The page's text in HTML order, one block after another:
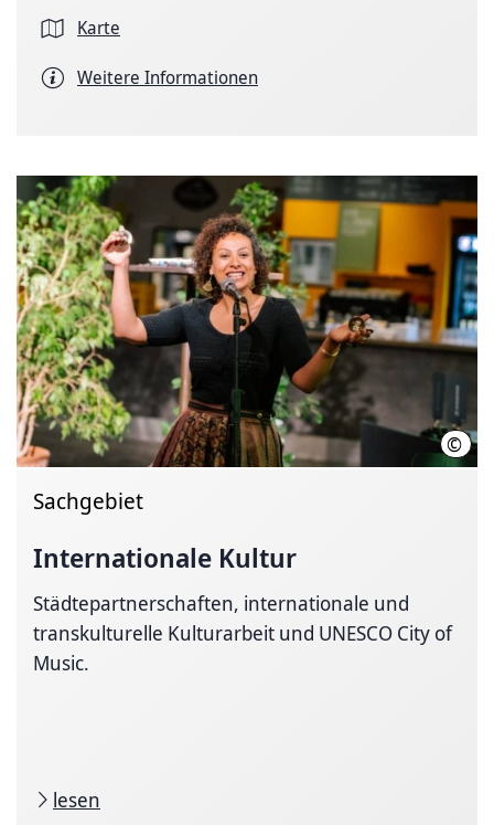
Karte
Weitere Informationen
©
Sachgebiet
Internationale Kultur
Städtepartnerschaften, internationale und
transkulturelle Kulturarbeit und UNESCO City of
Music.
lesen